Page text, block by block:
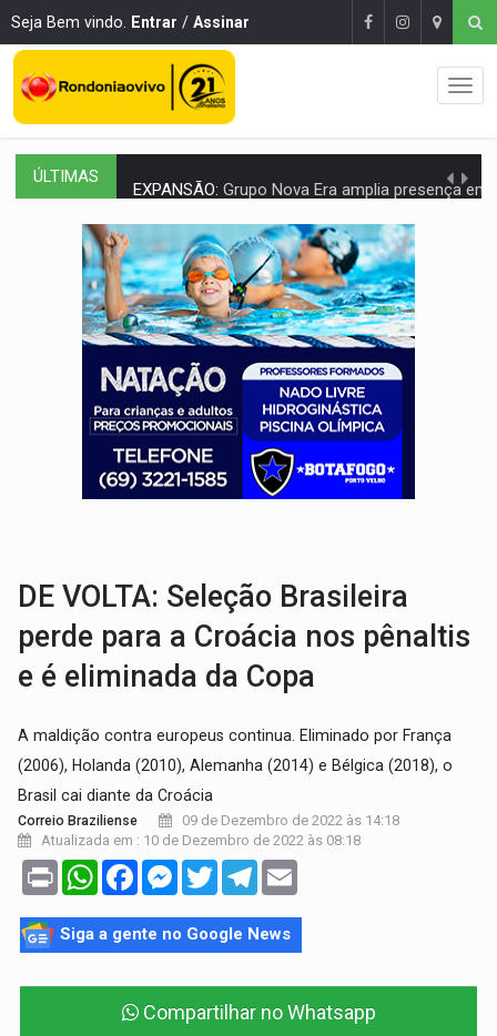
Seja Bem vindo. Entrar / Assinar
ÚLTIMAS EXPANSÃO: Grupo Nova Era amplia presença em PVH e transforma Aramix
ROTA GLOBAL:PCC amplia presença internacional e transforma Brasil em
CONEXÃO RONDONIAOVIVO: Museólogo Antônio Ocampo conduz a história de
EXTENSÃO DE DANOS:Ferroviários pedem ao Iphan recuperação de área
VARIANDO O CARDÁPIO:Veja essa receita de carne assada para o
PREJUÍZO AOS ESTUDANTES:Greve dos professores em PVH é
POSSESSÃO DE DEBORAH LOGAN:Terror mistura mistério e filmagens
TRANSPARÊNCIA:TCE reúne candidatos ao Governo e apresenta
DE VOLTA: Seleção Brasileira
perde para a Croácia nos pênaltis
e é eliminada da Copa
A maldição contra europeus continua. Eliminado por França
(2006), Holanda (2010), Alemanha (2014) e Bélgica (2018), o
Brasil cai diante da Croácia
Correio Braziliense
09 de Dezembro de 2022 às 14:18
Atualizada em : 10 de Dezembro de 2022 às 08:18
Print WhatsAppFacebookMessenger
TwitterTelegram
Siga a gente no Google News
Compartilhar no Whatsapp